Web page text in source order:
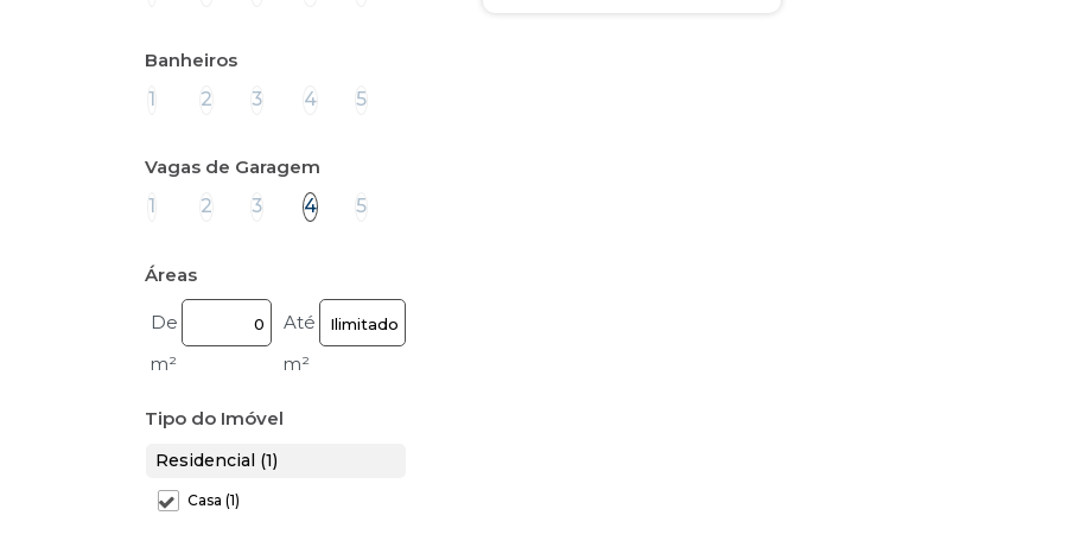
Banheiros
1
2 3 4 5
Vagas de Garagem
1
2 3 4 5
Áreas
De
m²
Até
m²
Tipo do Imóvel
Residencial (1)
Casa (1)